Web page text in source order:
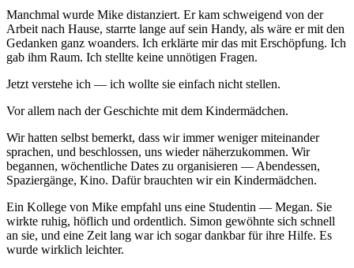
Manchmal wurde Mike distanziert. Er kam schweigend von der
Arbeit nach Hause, starrte lange auf sein Handy, als wäre er mit den
Gedanken ganz woanders. Ich erklärte mir das mit Erschöpfung. Ich
gab ihm Raum. Ich stellte keine unnötigen Fragen.
Jetzt verstehe ich — ich wollte sie einfach nicht stellen.
Vor allem nach der Geschichte mit dem Kindermädchen.
Wir hatten selbst bemerkt, dass wir immer weniger miteinander
sprachen, und beschlossen, uns wieder näherzukommen. Wir
begannen, wöchentliche Dates zu organisieren — Abendessen,
Spaziergänge, Kino. Dafür brauchten wir ein Kindermädchen.
Ein Kollege von Mike empfahl uns eine Studentin — Megan. Sie
wirkte ruhig, höflich und ordentlich. Simon gewöhnte sich schnell
an sie, und eine Zeit lang war ich sogar dankbar für ihre Hilfe. Es
wurde wirklich leichter.